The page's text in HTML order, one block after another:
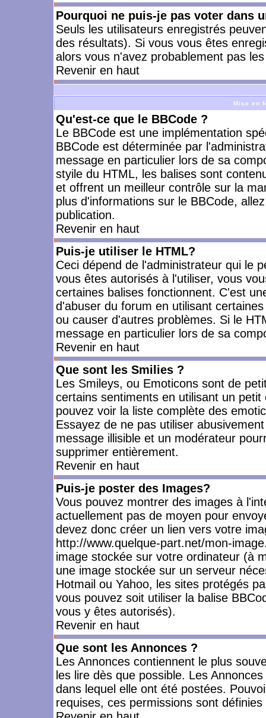
Pourquoi ne puis-je pas voter dans
Seuls les utilisateurs enregistrés
des résultats). Si vous vous êtes
alors vous n'avez probablement pas
Revenir en haut
Mise en
Qu'est-ce que le BBCode ?
Le BBCode est une implémentation
BBCode est déterminée par
message en particulier lors de sa
styile du HTML, les balises sont
et offrent un meilleur contrôle sur la
plus d'informations sur le BBCode,
publication.
Revenir en haut
Puis-je utiliser le HTML?
Ceci dépend de l'administrateur qui le
vous êtes autorisés à l'utiliser, vous
certaines balises fonctionnent. C'est
d'abuser du forum en utilisant
ou causer d'autres problèmes. Si le
message en particulier lors de sa
Revenir en haut
Que sont les Smilies ?
Les Smileys, ou Emoticons sont de
certains sentiments en utilisant un
pouvez voir la liste complète des
Essayez de ne pas utiliser
message illisible et un modérateur
supprimer entièrement.
Revenir en haut
Puis-je poster des Images?
Vous pouvez montrer des images à
actuellement pas de moyen pour
devez donc créer un lien vers votre
http://www.quelque-part.net/mon-
image stockée sur votre ordinateur (à
une image stockée sur un serveur
Hotmail ou Yahoo, les sites protégés
vous pouvez soit utiliser la balise
vous y êtes autorisés).
Revenir en haut
Que sont les Annonces ?
Les Annonces contiennent le plus
les lire dès que possible. Les
dans lequel elle ont été postées.
requises, ces permissions sont